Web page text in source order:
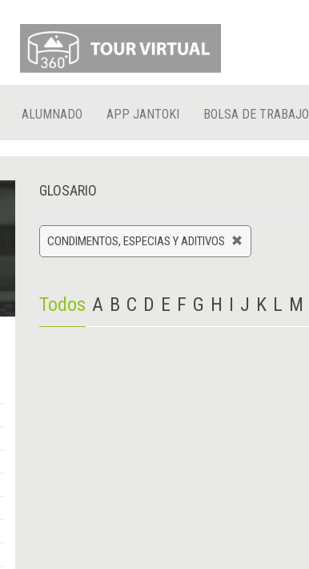
ALUMNADO APP JANTOKI BOLSA DE TRABAJO
GLOSARIO
CONDIMENTOS, ESPECIAS Y ADITIVOS
Todos A B C D E F G H I J K L M